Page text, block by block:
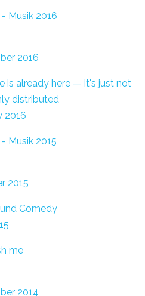
Musik 2016
2016
is already here — it's just not
distributed
2016
Musik 2015
2015
Comedy
me
2014